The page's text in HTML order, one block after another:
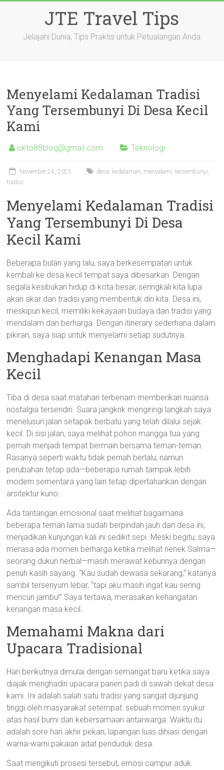
JTE Travel Tips
Jelajahi Dunia, Tips Praktis untuk Petualangan Anda
Menyelami Kedalaman Tradisi
Yang Tersembunyi Di Desa Kecil
Kami
okto88blog@gmail.com Teknologi
November 24, 2025 desa, kedalaman, menyelami,tersembunyi,
tradisi
Menyelami Kedalaman Tradisi
Yang Tersembunyi Di Desa
Kecil Kami
Beberapa bulan yang lalu, saya berkesempatan untuk
kembali ke desa kecil tempat saya dibesarkan. Dengan
segala kesibukan hidup di kota besar, seringkali kita lupa
akan akar dan tradisi yang membentuk diri kita. Desa ini,
meskipun kecil, memiliki kekayaan budaya dan tradisi yang
mendalam dan berharga. Dengan itinerary sederhana dalam
pikiran, saya siap untuk menyelami setiap sudutnya.
Menghadapi Kenangan Masa
Kecil
Tiba di desa saat matahari terbenam memberikan nuansa
nostalgia tersendiri. Suara jangkrik mengiringi langkah saya
menelusuri jalan setapak berbatu yang telah dilalui sejak
kecil. Di sisi jalan, saya melihat pohon mangga tua yang
pernah menjadi tempat bermain bersama teman-teman.
Rasanya seperti waktu tidak pernah berlalu; namun
perubahan tetap ada—beberapa rumah tampak lebih
modern sementara yang lain tetap dipertahankan dengan
arsitektur kuno.
Ada tantangan emosional saat melihat bagaimana
beberapa teman lama sudah berpindah jauh dari desa ini,
menjadikan kunjungan kali ini sedikit sepi. Meski begitu, saya
merasa ada momen berharga ketika melihat nenek Salma—
seorang dukun herbal—masih merawat kebunnya dengan
penuh kasih sayang. “Kau sudah dewasa sekarang,” katanya
sambil tersenyum lebar, “tapi aku masih ingat kau sering
mencuri jambu!” Saya tertawa, merasakan kehangatan
kenangan masa kecil.
Memahami Makna dari
Upacara Tradisional
Hari berikutnya dimulai dengan semangat baru ketika saya
diajak menghadiri upacara panen padi di sawah dekat desa
kami. Ini adalah salah satu tradisi yang sangat dijunjung
tinggi oleh masyarakat setempat: sebuah momen syukur
atas hasil bumi dan kebersamaan antarwarga. Waktu itu
adalah sore hari akhir pekan; lapangan luas dihiasi dengan
warna-warni pakaian adat penduduk desa.
Saat mengikuti prosesi tersebut, emosi campur aduk